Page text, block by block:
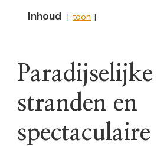
Inhoud toon
Paradijselijke
stranden en
spectaculaire